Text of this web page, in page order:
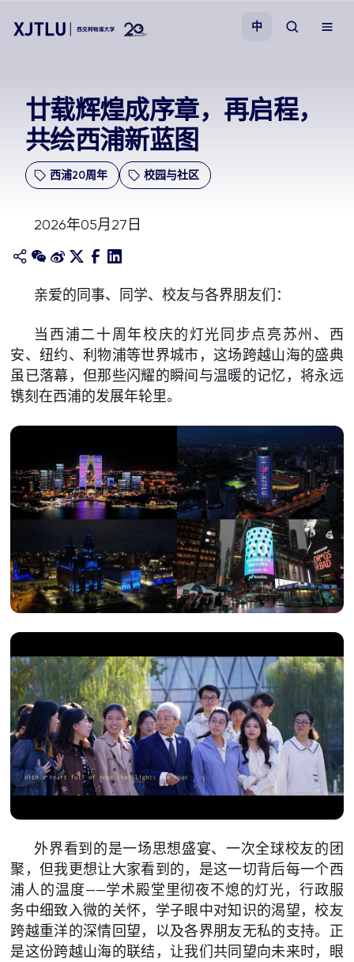
招生
科研
学院
中
廿载辉煌成序章，再启程，
共绘西浦新蓝图
西浦20周年 校园与社区
2026年05月27日
亲爱的同事、同学、校友与各界朋友们：
当西浦二十周年校庆的灯光同步点亮苏州、西
安、纽约、利物浦等世界城市，这场跨越山海的盛典
虽已落幕，但那些闪耀的瞬间与温暖的记忆，将永远
镌刻在西浦的发展年轮里。
外界看到的是一场思想盛宴、一次全球校友的团
聚，但我更想让大家看到的，是这一切背后每一个西
浦人的温度——学术殿堂里彻夜不熄的灯光，行政服
务中细致入微的关怀，学子眼中对知识的渴望，校友
跨越重洋的深情回望，以及各界朋友无私的支持。正
是这份跨越山海的联结，让我们共同望向未来时，眼